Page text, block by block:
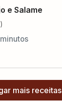
e Salame
)
mais receitas